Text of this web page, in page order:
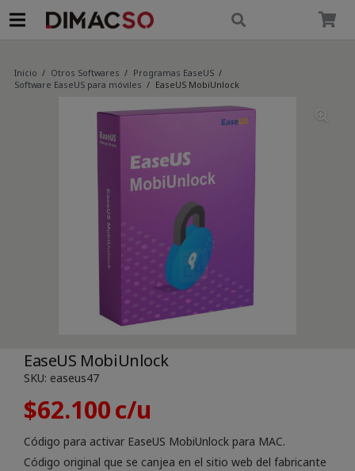
Inicio / Otros Softwares / Programas EaseUS /
Software EaseUS para móviles / EaseUS MobiUnlock
EaseUS MobiUnlock
SKU: easeus47
$62.100
Código para activar EaseUS MobiUnlock para MAC.
Código original que se canjea en el sitio web del fabricante
modal-check